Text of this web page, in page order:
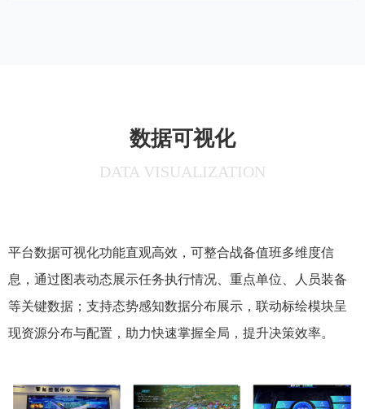
数据可视化
DATA VISUALIZATION
平台数据可视化功能直观高效，可整合战备值班多维度信
息，通过图表动态展示任务执行情况、重点单位、人员装备
等关键数据；支持态势感知数据分布展示，联动标绘模块呈
现资源分布与配置，助力快速掌握全局，提升决策效率。